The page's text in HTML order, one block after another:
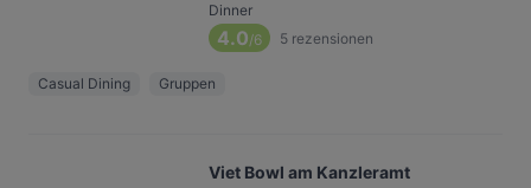
Dinner
4.0/6 5 rezensionen
Casual Dining Gruppen
Viet Bowl am Kanzleramt